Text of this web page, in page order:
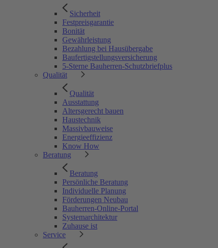
Sicherheit
Festpreisgarantie
Bonität
Gewährleistung
Bezahlung bei Hausübergabe
Baufertigstellungsversicherung
5-Sterne Bauherren-Schutzbriefplus
Qualität
Qualität
Ausstattung
Altersgerecht bauen
Haustechnik
Massivbauweise
Energieeffizienz
Know How
Beratung
Beratung
Persönliche Beratung
Individuelle Planung
Förderungen Neubau
Bauherren-Online-Portal
Systemarchitektur
Zuhause ist
Service